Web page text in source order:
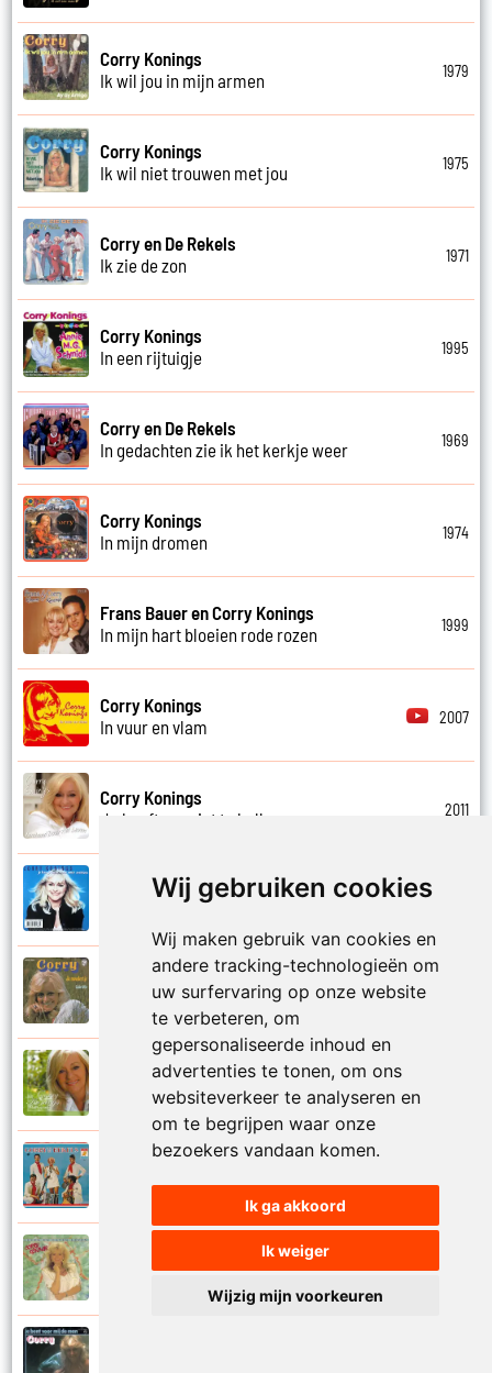
Wij gebruiken cookies
Wij maken gebruik van cookies en
andere tracking-technologieën om
uw surfervaring op onze website
te verbeteren, om
gepersonaliseerde inhoud en
advertenties te tonen, om ons
websiteverkeer te analyseren en
om te begrijpen waar onze
bezoekers vandaan komen.
Ik ga akkoord
Ik weiger
Wijzig mijn voorkeuren
Corry Konings
Ik wil jou in mijn armen
1979
Corry Konings
Ik wil niet trouwen met jou
1975
Corry en De Rekels
Ik zie de zon
1971
Corry Konings
In een rijtuigje
1995
Corry en De Rekels
In gedachten zie ik het kerkje weer
1969
Corry Konings
In mijn dromen
1974
Frans Bauer en Corry Konings
In mijn hart bloeien rode rozen
1999
Corry Konings
In vuur en vlam
2007
Corry Konings
Je hoeft me niet te bellen
2011
Corry Konings
Je kan je leven nooit meer overdoen
Je moedertje
Corry Konings
Jij bent een zeeman